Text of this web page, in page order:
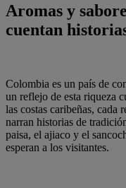
Aromas y
cuentan
Colombia es un país de
un reflejo de esta riqueza
las costas caribeñas, cada
narran historias de
paisa, el ajiaco y el
esperan a los visitantes.